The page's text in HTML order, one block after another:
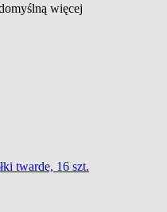
więcej
twarde, 16 szt.